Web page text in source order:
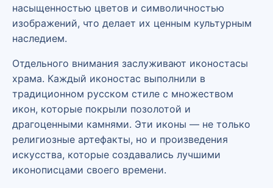
насыщенностью цветов и символичностью
изображений, что делает их ценным культурным
наследием.
Отдельного внимания заслуживают иконостасы
храма. Каждый иконостас выполнили в
традиционном русском стиле с множеством
икон, которые покрыли позолотой и
драгоценными камнями. Эти иконы — не только
религиозные артефакты, но и произведения
искусства, которые создавались лучшими
иконописцами своего времени.